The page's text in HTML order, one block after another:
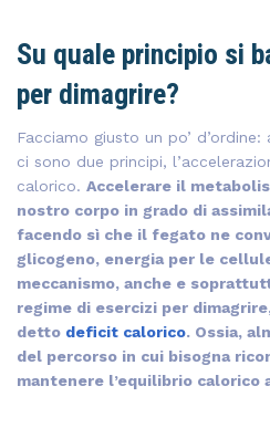
Su quale principio si
per dimagrire?
Facciamo giusto un po’
ci sono due principi,
calorico. Accelerare il
nostro corpo in grado di
facendo sì che il fegato ne
glicogeno, energia per le
meccanismo, anche e
regime di esercizi per
detto deficit calorico. Ossia,
del percorso in cui bisogna
mantenere l’equilibrio calorico